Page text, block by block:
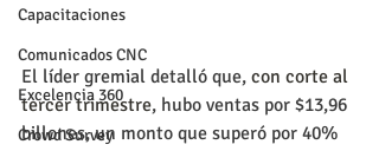
Capacitaciones
Comunicados CNC
Excelencia 360
Crowd Survey
El líder gremial detalló que, con corte al
tercer trimestre, hubo ventas por $13,96
billones, un monto que superó por 40%